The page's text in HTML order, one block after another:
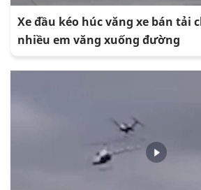
Xe đầu kéo húc văng xe bán tải
nhiều em văng xuống đường